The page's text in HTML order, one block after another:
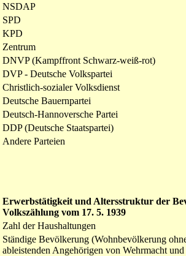
NSDAP
SPD
KPD
Zentrum
DNVP (Kampffront Schwarz-weiß-rot)
DVP - Deutsche Volkspartei
Christlich-sozialer Volksdienst
Deutsche Bauernpartei
Deutsch-Hannoversche Partei
DDP (Deutsche Staatspartei)
Andere Parteien
Erwerbstätigkeit und Altersstruktur der
Volkszählung vom 17. 5. 1939
Zahl der Haushaltungen
Ständige Bevölkerung (Wohnbevölkerung
ableistenden Angehörigen von Wehrmacht